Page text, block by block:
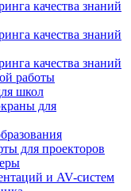
качества знаний
качества знаний
качества знаний
работы
школ
для
для проекторов
и AV-систем